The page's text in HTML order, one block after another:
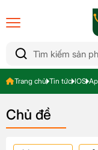
Trang chủ Tin tức IOS
Chủ đề